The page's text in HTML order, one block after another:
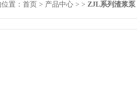
置： 首页 > 产品中心 > > ZJL系列渣浆泵